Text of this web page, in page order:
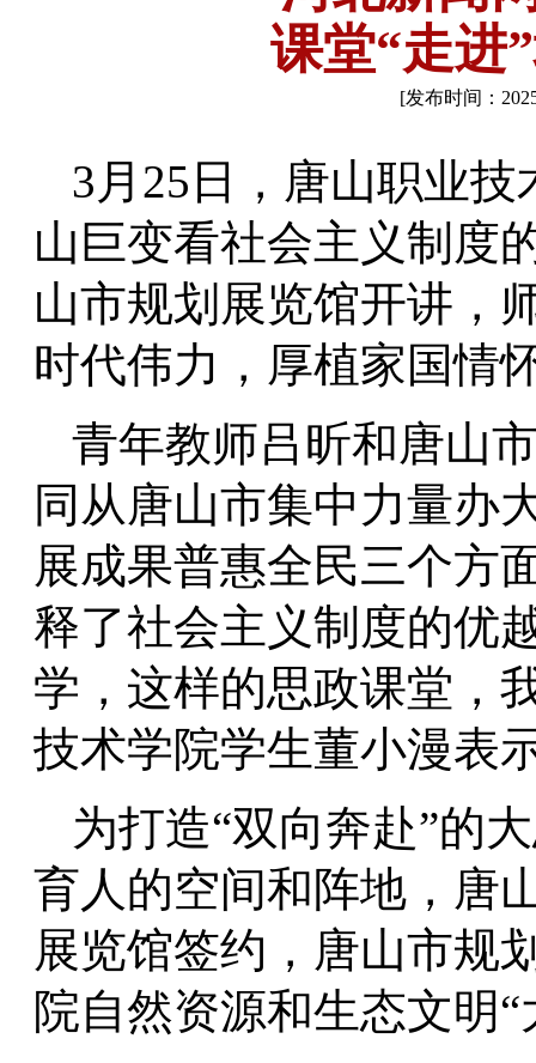
课堂“走进
[发布时间：
3月25日，唐山职业
山巨变看社会主义制度
山市规划展览馆开讲，
时代伟力，厚植家国情
青年教师吕昕和唐山
同从唐山市集中力量办
展成果普惠全民三个方
释了社会主义制度的优
学，这样的思政课堂，
技术学院学生董小漫表
为打造“双向奔赴”的
育人的空间和阵地，唐
展览馆签约，唐山市规
院自然资源和生态文明